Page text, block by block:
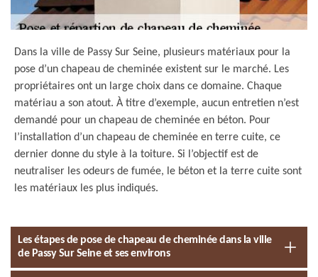
Dans la ville de Passy Sur Seine, plusieurs matériaux pour la
pose d’un chapeau de cheminée existent sur le marché. Les
propriétaires ont un large choix dans ce domaine. Chaque
matériau a son atout. À titre d’exemple, aucun entretien n’est
demandé pour un chapeau de cheminée en béton. Pour
l’installation d’un chapeau de cheminée en terre cuite, ce
dernier donne du style à la toiture. Si l’objectif est de
neutraliser les odeurs de fumée, le béton et la terre cuite sont
les matériaux les plus indiqués.
Les étapes de pose de chapeau de cheminée dans la ville
de Passy Sur Seine et ses environs